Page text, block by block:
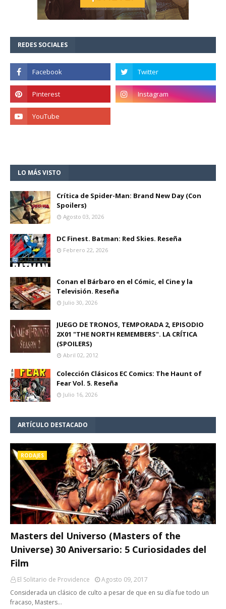
REDES SOCIALES
LO MÁS VISTO
Crítica de Spider-Man: Brand New Day (Con
Spoilers)
Agosto 03, 2026
DC Finest. Batman: Red Skies. Reseña
Febrero 22, 2026
Conan el Bárbaro en el Cómic, el Cine y la
Televisión. Reseña
Julio 30, 2026
JUEGO DE TRONOS, TEMPORADA 2, EPISODIO
2X01 "THE NORTH REMEMBERS". LA CRÍTICA
(SPOILERS)
Abril 02, 2012
Colección Clásicos EC Comics: The Haunt of
Fear Vol. 5. Reseña
Julio 16, 2026
ARTÍCULO DESTACADO
RODAJES
Masters del Universo (Masters of the
Universe) 30 Aniversario: 5 Curiosidades del
Film
El Solitario de Providence
Agosto 09, 2017
Considerada un clásico de culto a pesar de que en su día fue todo un
fracaso, Masters…